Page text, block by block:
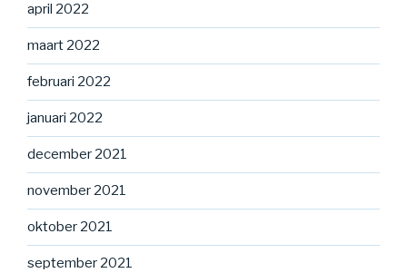
april 2022
maart 2022
februari 2022
januari 2022
december 2021
november 2021
oktober 2021
september 2021